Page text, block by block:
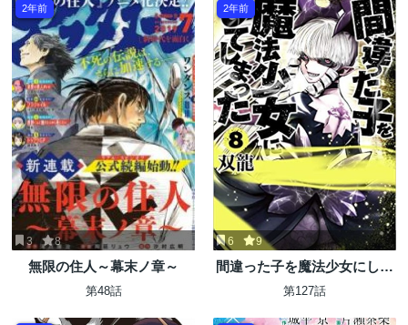
2年前
3 8
無限の住人～幕末ノ章～
第48話
2年前
6 9
間違った子を魔法少女にして
しまった
第127話